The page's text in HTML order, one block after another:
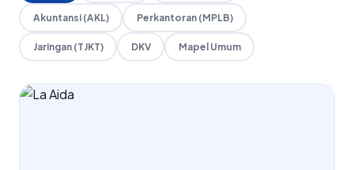
Akuntansi (AKL) Perkantoran (MPLB)
Jaringan (TJKT) DKV Mapel Umum